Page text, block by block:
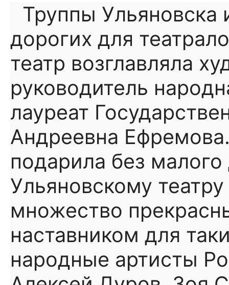
Труппы Ульяновска
дорогих для
театр возглавляла
руководитель
лауреат
Андреевна
подарила без малого
Ульяновскому
множество
наставником для
народные артисты